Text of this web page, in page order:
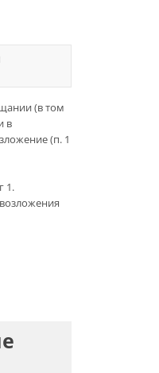
(в том
в
(п. 1
1.